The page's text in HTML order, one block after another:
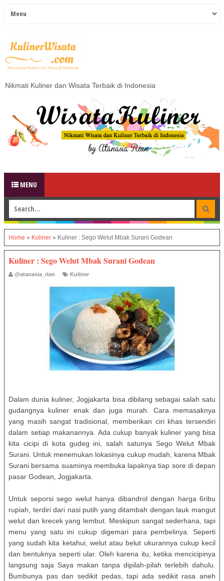
Nikmati Kuliner dan Wisata Terbaik di Indonesia
MENU
Home » Kuliner » Kuliner : Sego Welut Mbak Surani Godean
Kuliner : Sego Welut Mbak Surani Godean
@atanasia_rian Kuliner
Dalam dunia kuliner, Jogjakarta bisa dibilang sebagai salah satu
gudangnya kuliner enak dan juga murah. Cara memasaknya
yang masih sangat tradisional, memberikan ciri khas tersendiri
dalam setiap makanannya. Ada cukup banyak kuliner yang bisa
kita cicipi di kota gudeg ini, salah satunya Sego Welut Mbak
Surani. Untuk menemukan lokasinya cukup mudah, karena Mbak
Surani bersama suaminya membuka lapaknya tiap sore di depan
pasar Godean, Jogjakarta.
Untuk seporsi sego welut hanya dibandrol dengan harga 6ribu
rupiah, terdiri dari nasi putih yang ditambah dengan lauk mangut
welut dan krecek yang lembut. Meskipun sangat sederhana, tapi
menu yang satu ini cukup digemari para pembelinya. Seperti
yang sudah kita ketahui, welut atau belut ukurannya cukup kecil
dan bentuknya seperti ular. Oleh karena itu, ketika mencicipinya
langsung saja Saya makan tanpa dipilah-pilah terlebih dahulu.
Bumbunya pas dan sedikit pedas, tapi ada sedikit rasa aneh